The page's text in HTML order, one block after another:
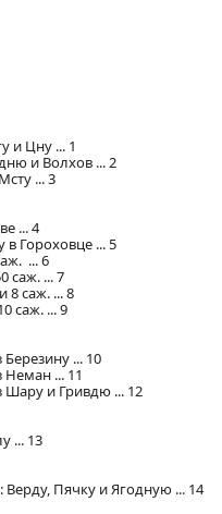
и Цну ... 1
и Волхов ... 2
... 3
... 4
Гороховце ... 5
... 6
саж. ... 7
8 саж. ... 8
саж. ... 9
... 10
... 11
и Гривдю ... 12
... 13
Пячку и Ягодную ... 14